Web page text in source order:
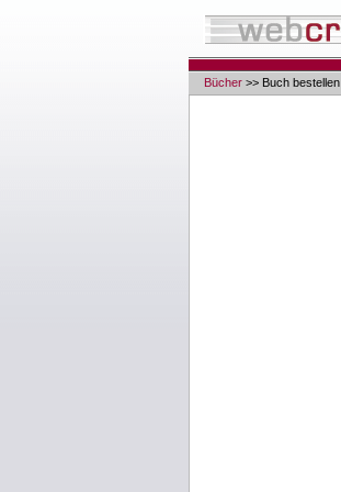
Bücher >> Buch bestellen